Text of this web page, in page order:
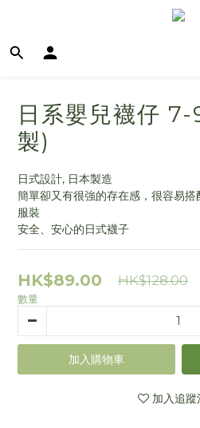
日系嬰兒襪仔
製)
日式設計, 日本製造
簡單卻又有很強的存在感，很容易
服裝
安全、安心的日式襪子
HK$89.00 HK$128.00
數量
加入購物車
加入追蹤